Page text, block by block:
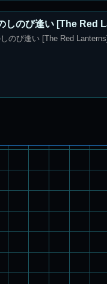
しのび逢い [The Red
のび逢い [The Red